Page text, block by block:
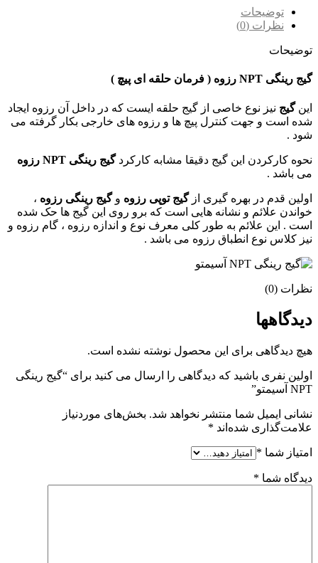
توضیحات
نظرات (0)
توضیحات
گیج رینگی NPT رزوه ( فرمان حلقه ای پیچ )
اینگیج نیز نوع خاصی از گیج حلقه ایست که در داخل آن رزوه ایجاد
شده است و جهت کنترل پیچ ها و رزوه های خارجی بکار گرفته می
شود .
نحوه کارکردن این گیج دقیقا مشابه کارکردگیج رینگی NPT رزوه
می باشد .
اولین قدم در بهره گیری ازگیج توپی رزوه وگیج رینگی رزوه ،
خواندن علائم و نشانه هایی است که برو روی این گیج ها حک شده
است . این علائم به طور کلی معرف نوع و اندازه رزوه ، گام رزوه و
نیز کلاس نوع انطباق رزوه می باشد .
نظرات (0)
دیدگاهها
هیچ دیدگاهی برای این محصول نوشته نشده است.
اولین نفری باشید که دیدگاهی را ارسال می کنید برای “گیج رینگی
NPT آسیمتو”
نشانی ایمیل شما منتشر نخواهد شد. بخش‌های موردنیاز
علامت‌گذاری شده‌اند *
امتیاز شما *
دیدگاه شما *